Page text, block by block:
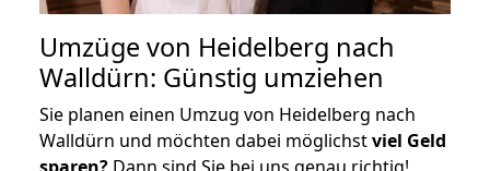
Umzüge von Heidelberg nach
Walldürn: Günstig umziehen
Sie planen einen Umzug von Heidelberg nach
Walldürn und möchten dabei möglichstviel Geld